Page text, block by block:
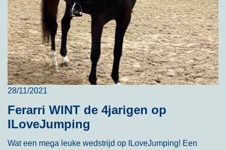
28/11/2021
Ferarri WINT de 4jarigen op
ILoveJumping
Wat een mega leuke wedstrijd op ILoveJumping! Een